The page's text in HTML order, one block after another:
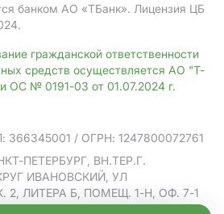
банком АO «ТБанк». Лицензия ЦБ
гражданской ответственности
средств осуществляется АО "Т-
ОС № 0191-03 от 01.07.2024 г.
366345001 / ОГРН: 1247800072761
ПЕТЕРБУРГ, ВН.ТЕР.Г.
ИВАНОВСКИЙ, УЛ
2, ЛИТЕРА Б, ПОМЕЩ. 1-Н, ОФ. 7-1